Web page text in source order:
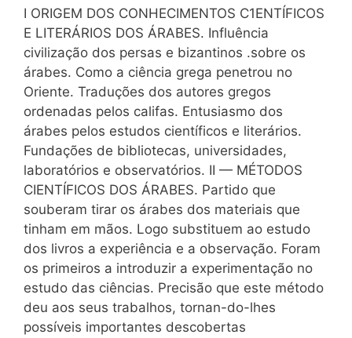
I ORIGEM DOS CONHECIMENTOS C1ENTÍFICOS
E LITERÁRIOS DOS ÁRABES. Influência
civilização dos persas e bizantinos .sobre os
árabes. Como a ciência grega penetrou no
Oriente. Traduções dos autores gregos
ordenadas pelos califas. Entusiasmo dos
árabes pelos estudos científicos e literários.
Fundações de bibliotecas, universidades,
laboratórios e observatórios. II — MÉTODOS
CIENTÍFICOS DOS ÁRABES. Partido que
souberam tirar os árabes dos materiais que
tinham em mãos. Logo substituem ao estudo
dos livros a experiência e a observação. Foram
os primeiros a introduzir a experimentação no
estudo das ciências. Precisão que este método
deu aos seus trabalhos, tornan-do-lhes
possíveis importantes descobertas